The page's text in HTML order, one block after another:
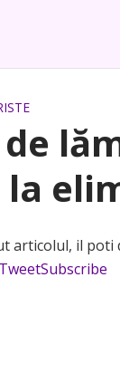
de
articolul, il poti
TweetSubscribe